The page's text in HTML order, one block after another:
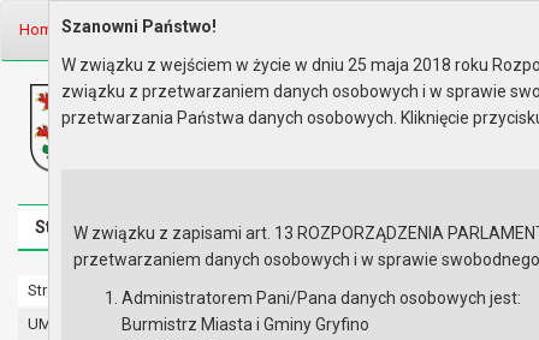
Home Prawo lokalne Uchwały
Biuletyn Informacji Publicznej
Urząd Miasta i Gminy w Gryfinie
Strona główna Mapa serwisu Aktualności
Strona główna
UMiG - telefony wewnętrzne
Sesja nr XV
Szanowni Państwo!
W związku z wejściem w życie w dniu 25 maja 2018 roku
związku z przetwarzaniem danych osobowych i w sprawie
przetwarzania Państwa danych osobowych. Kliknięcie
W związku z zapisami art. 13 ROZPORZĄDZENIA
przetwarzaniem danych osobowych i w sprawie
Administratorem Pani/Pana danych osobowych jest:
Burmistrz Miasta i Gminy Gryfino